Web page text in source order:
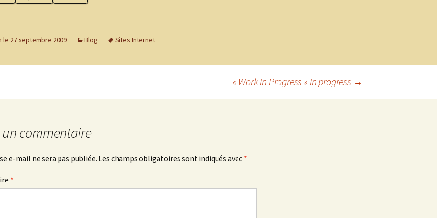
le 27 septembre 2009 Blog Sites Internet
« Work in Progress » in progress →
un commentaire
e-mail ne sera pas publiée. Les champs obligatoires sont indiqués avec *
*